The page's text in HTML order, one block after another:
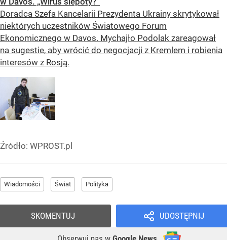
Doradca Szefa Kancelarii Prezydenta Ukrainy skrytykował
niektórych uczestników Światowego Forum
Ekonomicznego w Davos. Mychajło Podolak zareagował
na sugestie, aby wrócić do negocjacji z Kremlem i robienia
interesów z Rosją.
Źródło: WPROST.pl
Wiadomości Świat Polityka
UDOSTĘPNIJ
SKOMENTUJ